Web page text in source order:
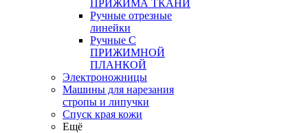
ПРИЖИМА ТКАНИ
Ручные отрезные
линейки
Ручные С
ПРИЖИМНОЙ
ПЛАНКОЙ
Электроножницы
Машины для нарезания
стропы и липучки
Спуск края кожи
Ещё